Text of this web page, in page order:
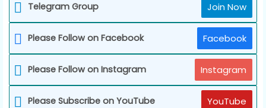
Telegram Group Join Now
Please Follow on Facebook Facebook
Please Follow on Instagram Instagram
Please Subscribe on YouTube YouTube